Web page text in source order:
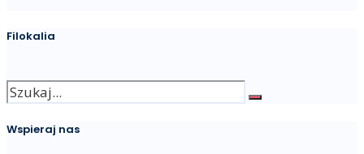
Filokalia
Wspieraj nas